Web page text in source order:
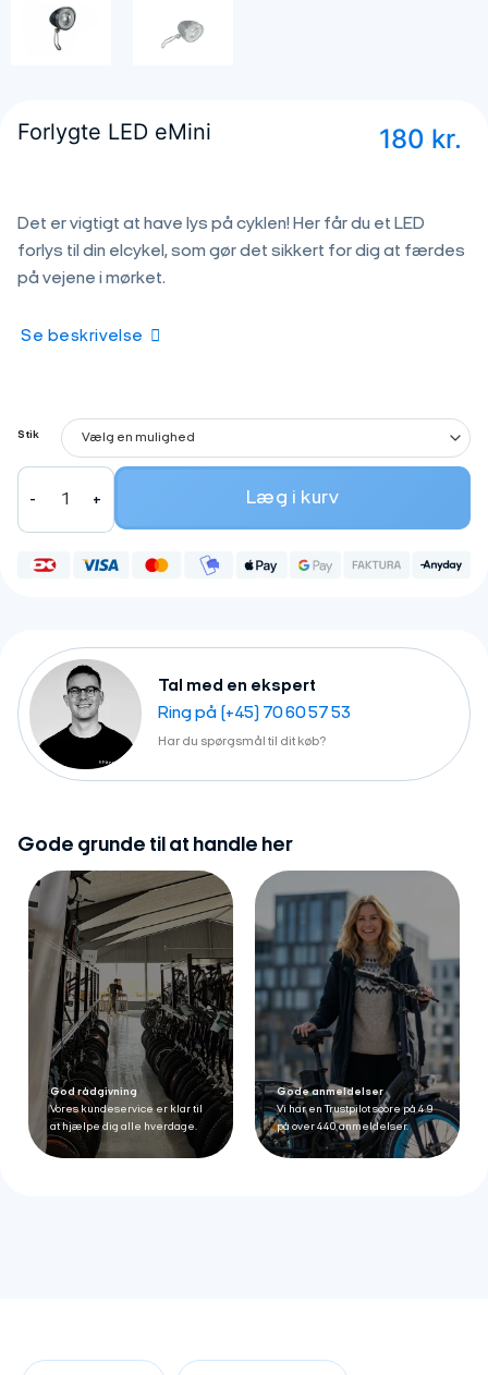
Forlygte LED eMini 180 kr.
Det er vigtigt at have lys på cyklen! Her får du et LED
forlys til din elcykel, som gør det sikkert for dig at færdes
på vejene i mørket.
Se beskrivelse
Stik
Forlygte LED eMini antal
Læg i kurv
Tal med en ekspert
Ring på (+45) 70 60 57 53
Har du spørgsmål til dit køb?
Gode grunde til at handle her
God rådgivning
Vores kundeservice er klar til
at hjælpe dig alle hverdage.
Gode anmeldelser
Vi har en Trustpilot score på 4.9
på over 440 anmeldelser.